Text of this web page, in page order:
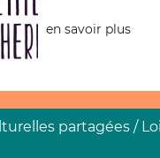
en savoir plus
partagées /